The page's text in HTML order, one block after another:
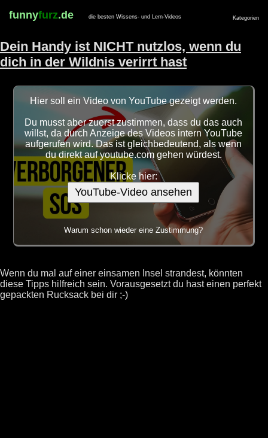
funnyfurz.de die besten Wissens- und Lern-Videos Kategorien
Dein Handy ist NICHT nutzlos, wenn du
dich in der Wildnis verirrt hast
Hier soll ein Video von YouTube gezeigt werden.
Du musst aber zuerst zustimmen, dass du das auch
willst, da durch Anzeige des Videos intern YouTube
aufgerufen wird. Das ist gleichbedeutend, als wenn
du direkt auf youtube.com gehen würdest.
Klicke hier:
YouTube-Video ansehen
Warum schon wieder eine Zustimmung?
Wenn du mal auf einer einsamen Insel strandest, könnten
diese Tipps hilfreich sein. Vorausgesetzt du hast einen perfekt
gepackten Rucksack bei dir ;-)